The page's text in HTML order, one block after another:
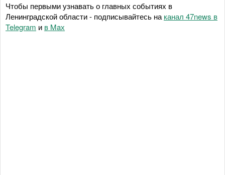
Чтобы первыми узнавать о главных событиях в
Ленинградской области - подписывайтесь на канал 47news в
Telegram и в Maх